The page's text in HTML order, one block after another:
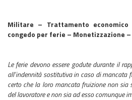
Militare – Trattamento
congedo per ferie – Monetizzazione
Le ferie devono essere godute durante il
all’indennità sostitutiva in caso di mancata
certo che la loro mancata fruizione non
del lavoratore e non sia ad esso comunque